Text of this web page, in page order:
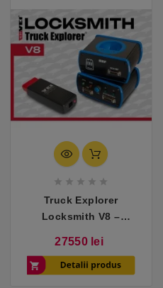
    
Truck Explorer
Locksmith V8 –
27550 lei